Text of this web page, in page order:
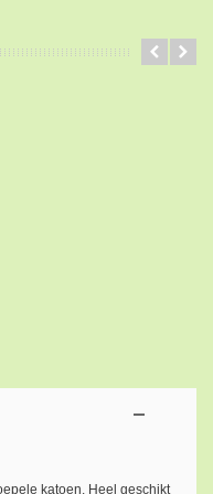
katoen. Heel geschikt